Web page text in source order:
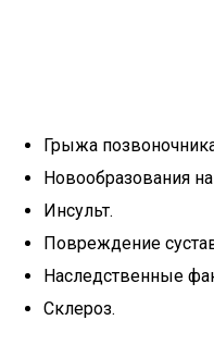
Грыжа
Новообразования
Инсульт.
Повреждение
Наследственные
Склероз.